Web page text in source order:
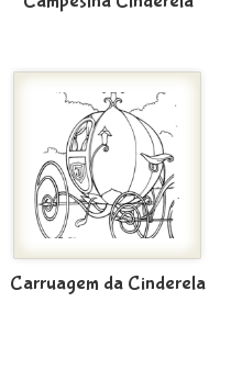
Carruagem da Cinderela